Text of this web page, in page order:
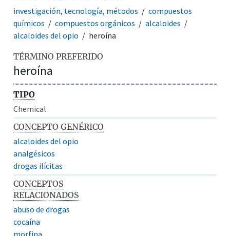
investigación, tecnología, métodos
compuestos
químicos
compuestos orgánicos
alcaloides
alcaloides del opio
heroína
TÉRMINO PREFERIDO
heroína
TIPO
Chemical
CONCEPTO GENÉRICO
alcaloides del opio
analgésicos
drogas ilícitas
CONCEPTOS
RELACIONADOS
abuso de drogas
cocaína
morfina